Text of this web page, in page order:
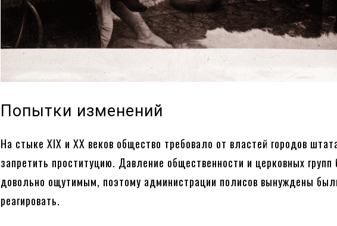
Попытки изменений
На стыке XIX и XX веков общество требовало от властей городов
запретить проституцию. Давление общественности и церковных групп
довольно ощутимым, поэтому администрации полисов вынуждены
реагировать.